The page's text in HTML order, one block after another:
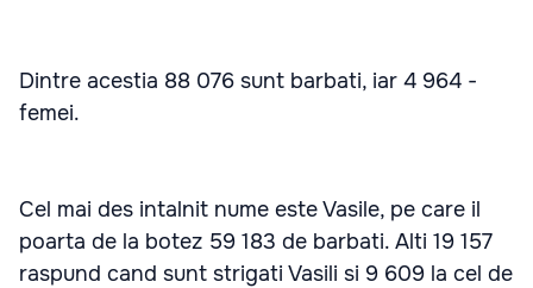
Dintre acestia 88 076 sunt barbati, iar 4 964 -
femei.
Cel mai des intalnit nume este Vasile, pe care il
poarta de la botez 59 183 de barbati. Alti 19 157
raspund cand sunt strigati Vasili si 9 609 la cel de